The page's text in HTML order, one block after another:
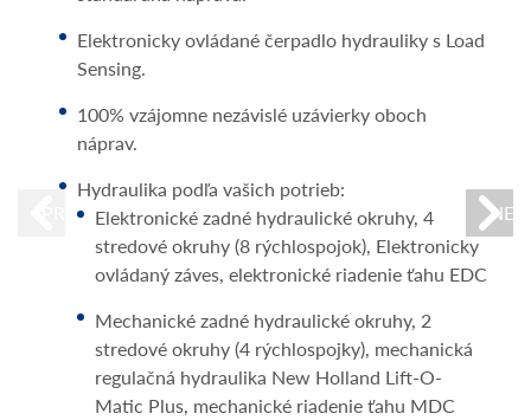
PREVIOUS
Elektronicky ovládané čerpadlo hydrauliky s Load
Sensing.
100% vzájomne nezávislé uzávierky oboch
náprav.
Hydraulika podľa vašich potrieb:
Elektronické zadné hydraulické okruhy, 4
stredové okruhy (8 rýchlospojok), Elektronicky
ovládaný záves, elektronické riadenie ťahu EDC
Mechanické zadné hydraulické okruhy, 2
stredové okruhy (4 rýchlospojky), mechanická
regulačná hydraulika New Holland Lift-O-
Matic Plus, mechanické riadenie ťahu MDC
piestnicami a zdvíhacou kapacitou až 2519 kg.
Výkonný hydraulický systém: samostatné čerpadlo
riadenia s prietokom 36 l/min. a čerpadlo
MegaFlow s prietokom až 82 l/min.
Výborná stabilita, ťažné schopnosti aj ovládateľnosť
vďaka najväčšiemu rázvoru v kategórii špeciálnych
traktorov s nápravou SuperSteer™.
Ovládanie zadného trojbodového závesu
elektronické alebo mechanické Lift-O-Matic Plus.
Nízka úroveň hluku v kabíne
kategórie 2 a 4) v jednej streche, exkluzívne u New
Holland.
Možnosť voľby medzi filtráciou úrovne 2 a 4.
Uhlíkové filtre (kategórie 4) môžete používať len pri
postrekovaní a šetriť náklady.